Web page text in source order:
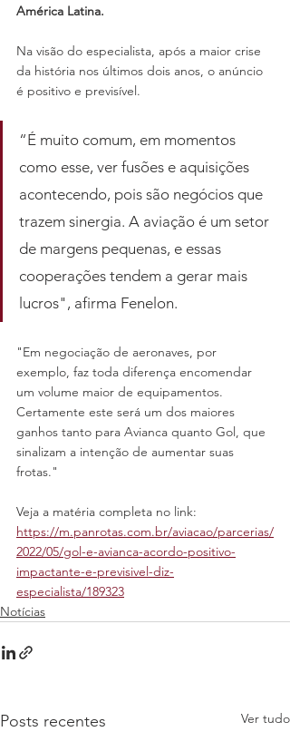
América Latina.
Na visão do especialista, após a maior crise
da história nos últimos dois anos, o anúncio
é positivo e previsível.
“É muito comum, em momentos
como esse, ver fusões e aquisições
acontecendo, pois são negócios que
trazem sinergia. A aviação é um setor
de margens pequenas, e essas
cooperações tendem a gerar mais
lucros", afirma Fenelon.
"Em negociação de aeronaves, por
exemplo, faz toda diferença encomendar
um volume maior de equipamentos.
Certamente este será um dos maiores
ganhos tanto para Avianca quanto Gol, que
sinalizam a intenção de aumentar suas
frotas."
Veja a matéria completa no link:
https://m.panrotas.com.br/aviacao/parcerias/
2022/05/gol-e-avianca-acordo-positivo-
impactante-e-previsivel-diz-
especialista/189323
Notícias
Posts recentes Ver tudo